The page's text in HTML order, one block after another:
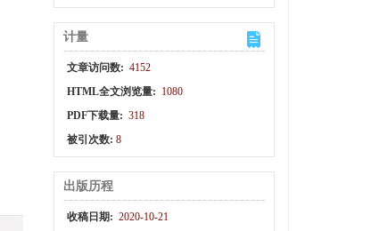
计量
文章访问数: 4152
HTML全文浏览量: 1080
PDF下载量: 318
被引次数: 8
出版历程
收稿日期: 2020-10-21